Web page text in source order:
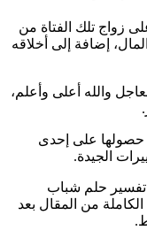
زواج تلك الفتاة من
إضافة إلى أخلاقه
والله أعلى وأعلم،
حصولها على إحدى
الجيدة.
تفسير حلم شباب
الكاملة من المقال بعد